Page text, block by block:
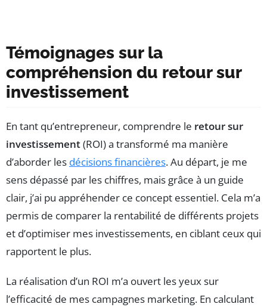
Témoignages sur la
compréhension du retour sur
investissement
En tant qu’entrepreneur, comprendre le retour sur
investissement(ROI) a transformé ma manière
d’aborder les décisions financières. Au départ, je me
sens dépassé par les chiffres, mais grâce à un guide
clair, j’ai pu appréhender ce concept essentiel. Cela m’a
permis de comparer la rentabilité de différents projets
et d’optimiser mes investissements, en ciblant ceux qui
rapportent le plus.
La réalisation d’un ROI m’a ouvert les yeux sur
l’efficacité de mes campagnes marketing. En calculant